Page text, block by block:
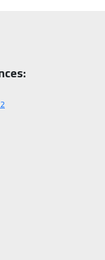
104211-1052